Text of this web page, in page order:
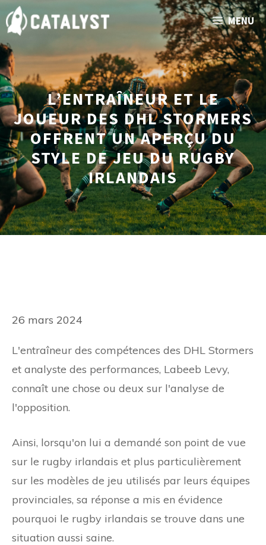
Aller
au
contenu
MENU
L’ENTRAÎNEUR ET LE
JOUEUR DES DHL STORMERS
OFFRENT UN APERÇU DU
STYLE DE JEU DU RUGBY
IRLANDAIS
26 mars 2024
L'entraîneur des compétences des DHL Stormers
et analyste des performances, Labeeb Levy,
connaît une chose ou deux sur l'analyse de
l'opposition.
Ainsi, lorsqu'on lui a demandé son point de vue
sur le rugby irlandais et plus particulièrement
sur les modèles de jeu utilisés par leurs équipes
provinciales, sa réponse a mis en évidence
pourquoi le rugby irlandais se trouve dans une
situation aussi saine.